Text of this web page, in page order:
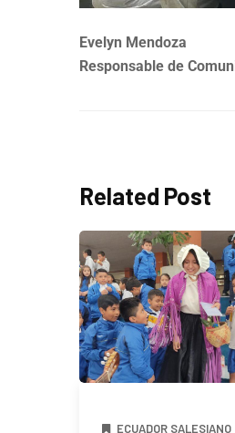
Evelyn Mendoza
Responsable de
Related Post
ECUADOR SALESIANO